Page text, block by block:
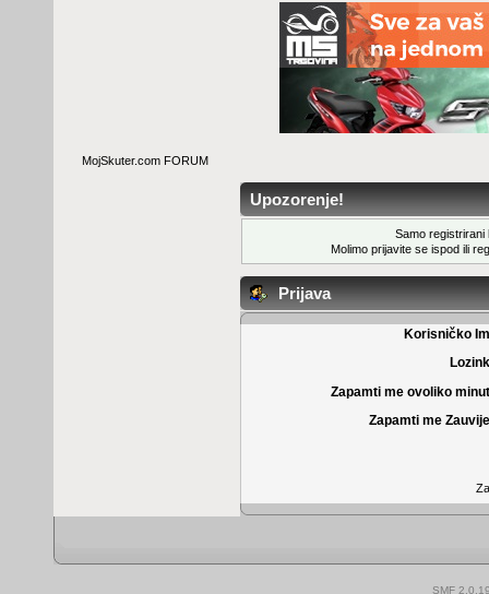
MojSkuter.com FORUM
Upozorenje!
Samo registrirani
Molimo prijavite se ispod ili
Prijava
Korisničko
Zapamti me ovoliko
Zapamti me
SMF